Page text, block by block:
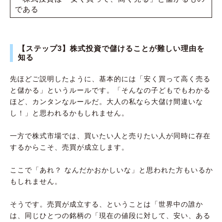
である
【ステップ3】株式投資で儲けることが難しい理由を
知る
先ほどご説明したように、基本的には「安く買って高く売る
と儲かる」というルールです。「そんなの子どもでもわかる
ほど、カンタンなルールだ。大人の私なら大儲け間違いな
し！」と思われるかもしれません。
一方で株式市場では、買いたい人と売りたい人が同時に存在
するからこそ、売買が成立します。
ここで「あれ？ なんだかおかしいな」と思われた方もいるか
もしれません。
そうです。売買が成立する、ということは「世界中の誰か
は、同じひとつの銘柄の「現在の値段に対して、安い、ある